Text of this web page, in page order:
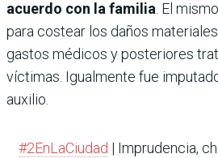
acuerdo con la familia. El
para costear los daños
gastos médicos y posteriores
víctimas. Igualmente fue
auxilio.
#2EnLaCiudad | Imprudencia,